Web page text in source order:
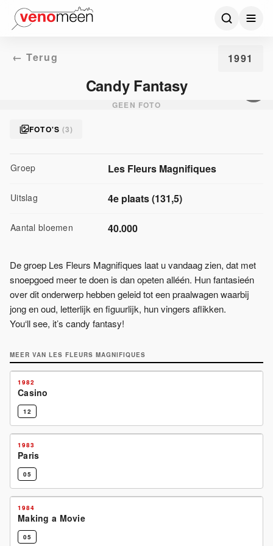
← Terug 1991
Candy Fantasy
GEEN FOTO
FOTO'S (3)
Groep Les Fleurs Magnifiques
Uitslag 4e plaats(131,5)
Aantal bloemen 40.000
De groep Les Fleurs Magnifiques laat u vandaag zien, dat met
snoepgoed meer te doen is dan opeten alléén. Hun fantasieén
over dit onderwerp hebben geleid tot een praalwagen waarbij
jong en oud, letterlijk en figuurlijk, hun vingers aflikken.
You‘ll see, it’s candy fantasy!
MEER VAN LES FLEURS MAGNIFIQUES
1982
Casino
12
1983
Paris
05
AANMOEDIGINGSPRIJS
1984
Making a Movie
05